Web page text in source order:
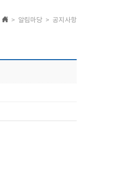
> 알림마당 > 공지사항